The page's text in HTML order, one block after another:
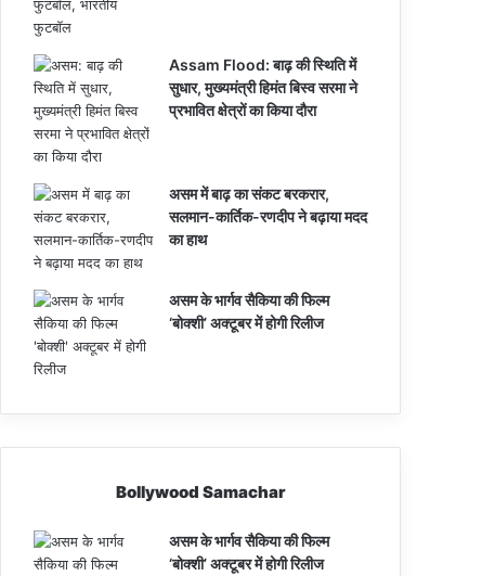
Assam Flood: बाढ़ की स्थिति में
सुधार, मुख्यमंत्री हिमंत बिस्व सरमा ने
प्रभावित क्षेत्रों का किया दौरा
असम में बाढ़ का संकट बरकरार,
सलमान-कार्तिक-रणदीप ने बढ़ाया मदद
का हाथ
असम के भार्गव सैकिया की फिल्म
‘बोक्शी’ अक्टूबर में होगी रिलीज
Bollywood Samachar
असम के भार्गव सैकिया की फिल्म
‘बोक्शी’ अक्टूबर में होगी रिलीज